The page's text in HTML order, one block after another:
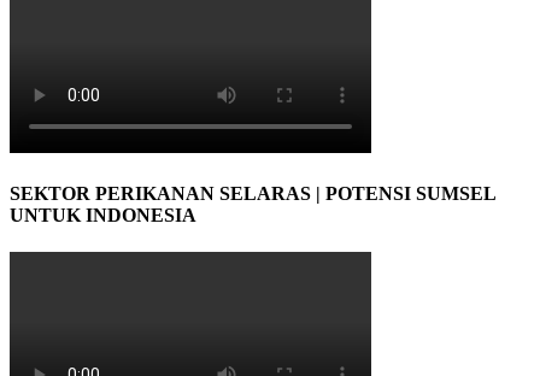
SEKTOR PERIKANAN SELARAS | POTENSI SUMSEL
UNTUK INDONESIA